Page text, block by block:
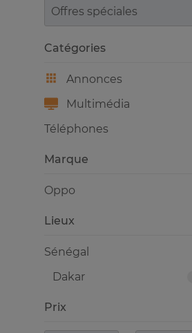
Trier par
Catégories
Annonces
Multimédia
Téléphones
Lieux
Sénégal
Dakar
Prix
Marque
Oppo